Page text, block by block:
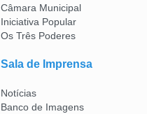
Câmara Municipal
Iniciativa Popular
Os Três Poderes
Sala de Imprensa
Notícias
Banco de Imagens